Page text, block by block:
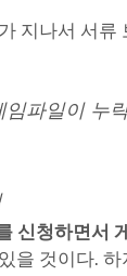
지나서 서류
파일이 누
신청하면서
을 것이다.